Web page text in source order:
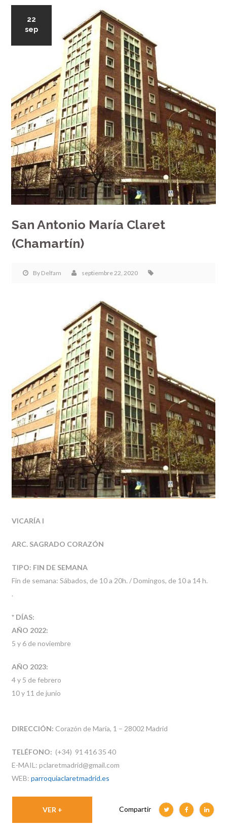
22
sep
San Antonio María Claret
(Chamartín)
By Delfam septiembre 22, 2020
VICARÍA I
ARC. SAGRADO CORAZÓN
TIPO: FIN DE SEMANA
Fin de semana: Sábados, de 10 a 20h. / Domingos, de 10 a 14 h.
.
* DÍAS:
AÑO 2022:
5 y 6 de noviembre
AÑO 2023:
4 y 5 de febrero
10 y 11 de junio
DIRECCIÓN: Corazón de María, 1 – 28002 Madrid
TELÉFONO: (+34) 91 416 35 40
E-MAIL: pclaretmadrid@gmail.com
WEB:parroquiaclaretmadrid.es
VER + Compartir